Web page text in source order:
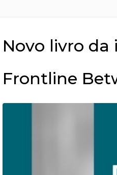
Novo livro da
Frontline